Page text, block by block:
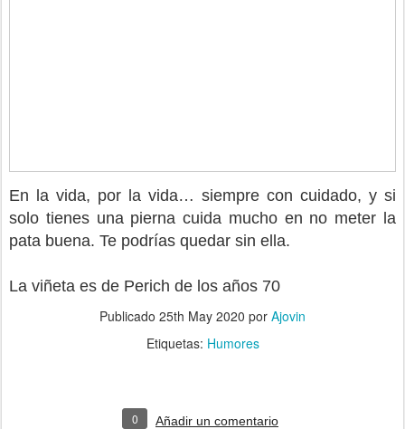
En la vida, por la vida… siempre con cuidado, y si
solo tienes una pierna cuida mucho en no meter la
pata buena. Te podrías quedar sin ella.
La viñeta es de Perich de los años 70
Publicado 25th May 2020 por Ajovin
Etiquetas: Humores
0 Añadir un comentario